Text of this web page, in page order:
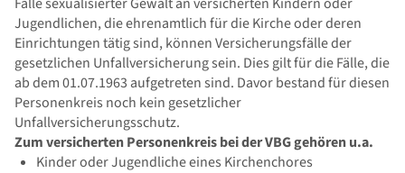
Jugendlichen, die ehrenamtlich für die Kirche oder deren
Einrichtungen tätig sind, können Versicherungsfälle der
gesetzlichen Unfallversicherung sein. Dies gilt für die Fälle, die
ab dem 01.07.1963 aufgetreten sind. Davor bestand für diesen
Personenkreis noch kein gesetzlicher
Unfallversicherungsschutz.
Zum versicherten Personenkreis bei der VBG gehören u.a.
Kinder oder Jugendliche eines Kirchenchores